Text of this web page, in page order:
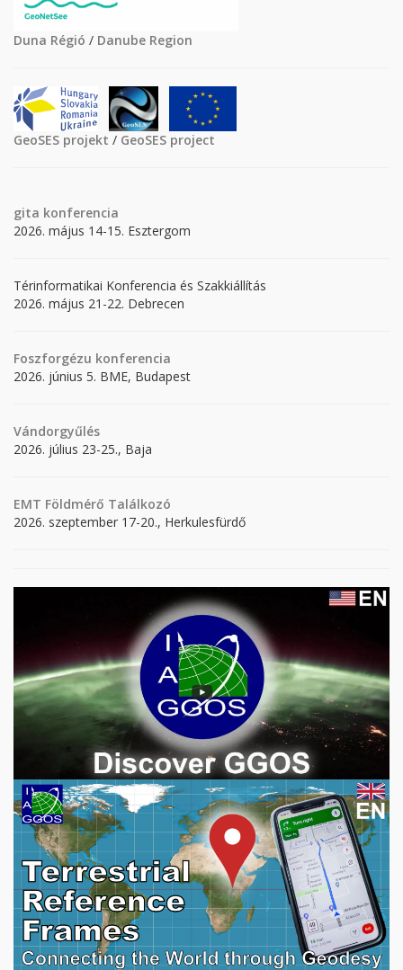
Duna Régió / Danube Region
GeoSES projekt / GeoSES project
gita konferencia
2026. május 14-15. Esztergom
Térinformatikai Konferencia és Szakkiállítás
2026. május 21-22. Debrecen
Foszforgézu konferencia
2026. június 5. BME, Budapest
Vándorgyűlés
2026. július 23-25., Baja
EMT Földmérő Találkozó
2026. szeptember 17-20., Herkulesfürdő